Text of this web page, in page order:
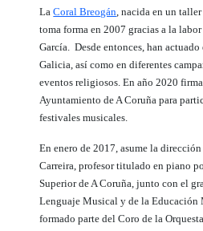
LaCoral Breogán , nacida en un
toma forma en 2007 gracias a la
García. Desde entonces, han
Galicia, así como en diferentes
eventos religiosos. En año 2020
Ayuntamiento de A Coruña para
festivales musicales.
En enero de 2017, asume la
Carreira, profesor titulado en piano
Superior de A Coruña, junto con el
Lenguaje Musical y de la Educación
formado parte del Coro de la